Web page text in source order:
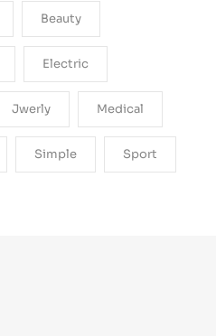
Beauty
Electric
Jwerly Medical
Simple Sport